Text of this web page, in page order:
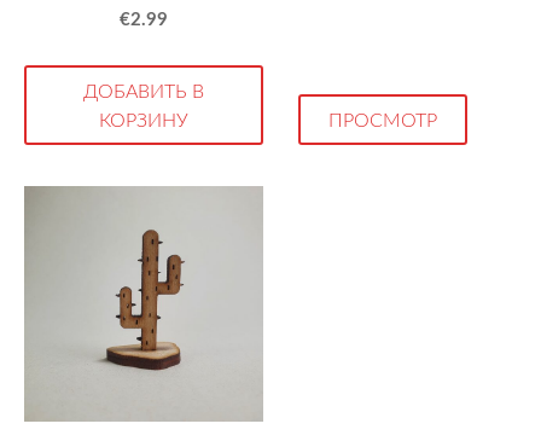
€2.99
ДОБАВИТЬ В
КОРЗИНУ
ПРОСМОТР